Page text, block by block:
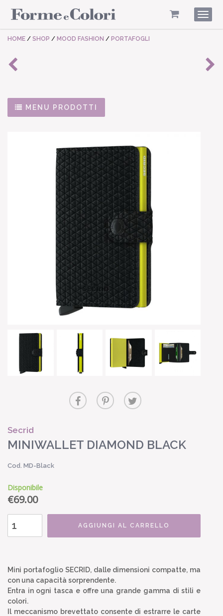
HOME / SHOP / MOOD FASHION / PORTAFOGLI
MENU PRODOTTI
Secrid
MINIWALLET DIAMOND BLACK
Cod. MD-Black
Disponibile
€69.00
AGGIUNGI AL CARRELLO
Mini portafoglio SECRID, dalle dimensioni compatte, ma
con una capacità sorprendente.
Entra in ogni tasca e offre una grande gamma di stili e
colori.
Il meccanismo brevettato consente di estrarre le carte